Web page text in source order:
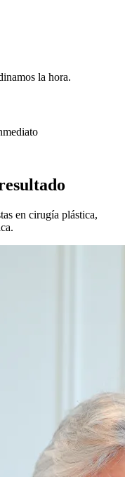
la hora.
en cirugía plástica,